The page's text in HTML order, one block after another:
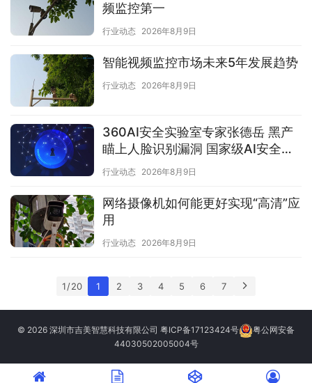
频监控第一
行业动态 2026年8月9日
智能视频监控市场未来5年发展趋势
行业动态 2026年8月9日
360AI安全实验室专家张德岳 黑产
瞄上人脸识别漏洞 国家级AI安全底
座建设迫在眉睫
行业动态 2026年8月9日
网络摄像机如何能更好实现“高清”应
用
行业动态 2026年8月9日
1 / 20 1 2 3 4 5 6 7
© 2026 深圳市吉美智慧科技有限公司 粤ICP备17123424号
粤公网安备
44030502005004号